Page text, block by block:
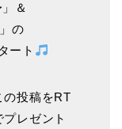
＆
の
ート
の投稿をRT
レゼント